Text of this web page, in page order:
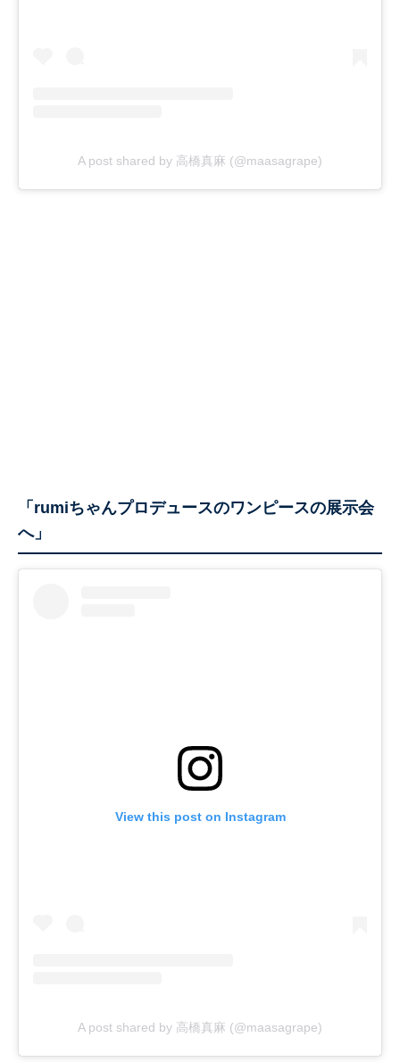
A post shared by 高橋真麻 (@maasagrape)
「rumiちゃんプロデュースのワンピースの展示会
へ」
View this post on Instagram
A post shared by 高橋真麻 (@maasagrape)